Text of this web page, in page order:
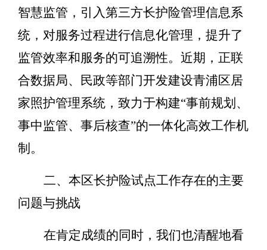
智慧监管 ， 引入第三方长护险管理信息系
统，对服务过程进行信息化管理，提升了
监管效率和服务的可追溯性。近期，正联
合数据局、民政等部门开发建设青浦区居
家照护管理系统 ，致力于构建“事前规划、
事中监管、事后核查”的一体化高效工作机
制 。
二、本区长护险试点工作存在的主要
问题与挑战
在肯定成绩的同时，我们也清醒地看